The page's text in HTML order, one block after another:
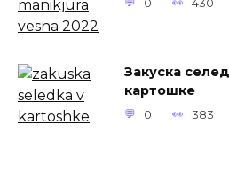
0 430
Закуска
картошке
0 383